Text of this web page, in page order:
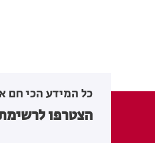
כל המידע הכי חם
הצטרפו